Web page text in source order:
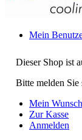
Dieser Shop ist
Bitte melden
Mein
Mein
Zur Kasse
Anmelden